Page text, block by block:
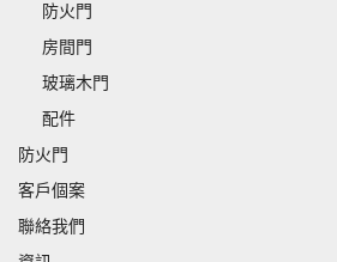
防火門
房間門
玻璃木門
配件
防火門
客戶個案
聯絡我們